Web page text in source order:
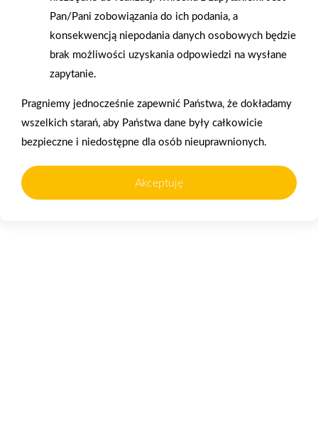
2026-01-15
Grupa PSB Handel S.A.
firmowa eSkarbonka na
rzecz gastroenterologii
2026-01-12
Zacisze S.A. dołącza do
Pan/Pani zobowiązania do ich podania, a
konsekwencją niepodania danych osobowych będzie
brak możliwości uzyskania odpowiedzi na wysłane
zapytanie.
Pragniemy jednocześnie zapewnić Państwa, że dokładamy
wszelkich starań, aby Państwa dane były całkowicie
bezpieczne i niedostępne dla osób nieuprawnionych.
Akceptuję